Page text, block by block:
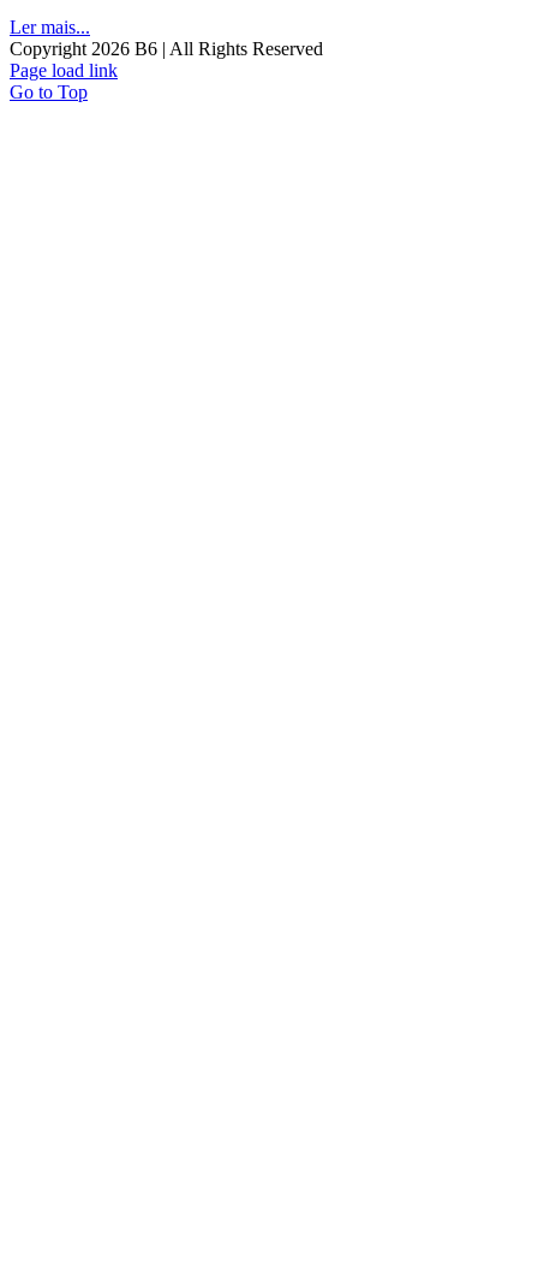
Ler mais...
Copyright 2026 B6 | All Rights Reserved
Page load link
Go to Top